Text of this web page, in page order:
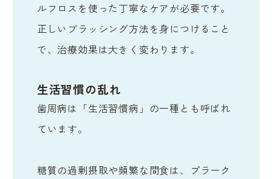
ルフロスを使った丁寧なケアが必要です。
正しいブラッシング方法を身につけること
で、治療効果は大きく変わります。
生活習慣の乱れ
歯周病は「生活習慣病」の一種とも呼ばれ
ています。
糖質の過剰摂取や頻繁な間食は、プラーク